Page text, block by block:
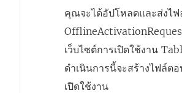
คุณจะได้อัปโหลดและส่งไฟ
เว็บไซต์การเปิดใช้งาน
ดำเนินการนี้จะสร้างไฟล์ต
เปิดใช้งาน